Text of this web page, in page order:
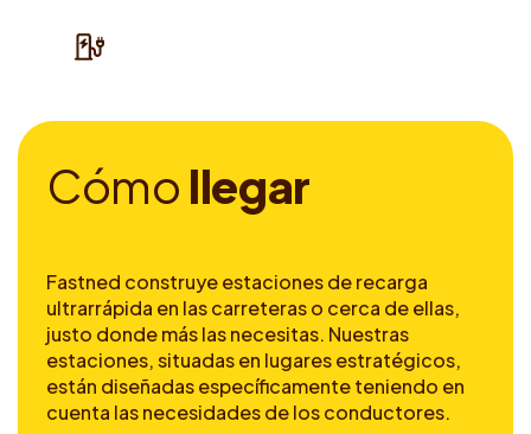
Cómo llegar
Fastned construye estaciones de recarga
ultrarrápida en las carreteras o cerca de ellas,
justo donde más las necesitas. Nuestras
estaciones, situadas en lugares estratégicos,
están diseñadas específicamente teniendo en
cuenta las necesidades de los conductores.